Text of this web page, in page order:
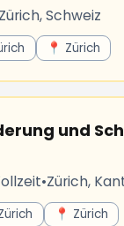
Schweiz
📍 Zürich
und
•Zürich,
📍 Zürich